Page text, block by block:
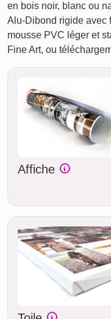
en bois noir, blanc ou
Alu-Dibond rigide avec
mousse PVC léger et
Fine Art, ou
Affiche